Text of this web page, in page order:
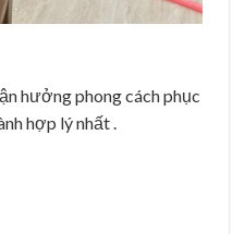
hưởng phong cách phục
hợp lý nhất .